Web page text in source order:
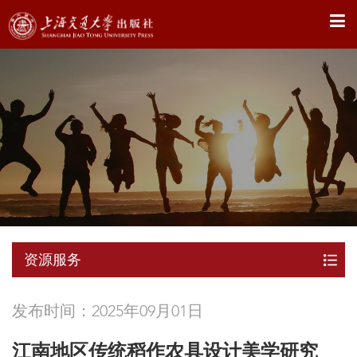
X
资源服务
发布时间：2025年09月01日
江南地区传统稻作农具设计美学研究